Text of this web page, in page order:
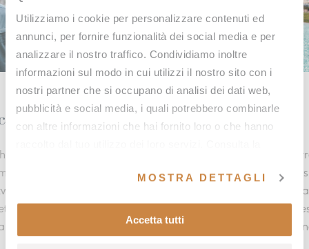
Utilizziamo i cookie per personalizzare contenuti ed
annunci, per fornire funzionalità dei social media e per
analizzare il nostro traffico. Condividiamo inoltre
informazioni sul modo in cui utilizzi il nostro sito con i
nostri partner che si occupano di analisi dei dati web,
pubblicità e social media, i quali potrebbero combinarle
con altre informazioni che hai fornito loro o che hanno
MOSTRA DETTAGLI
Accetta tutti
OFFERS
Summer freshness
campagne toscane à travers des paysages
laissez-vous séduire par un nouveau soin à la